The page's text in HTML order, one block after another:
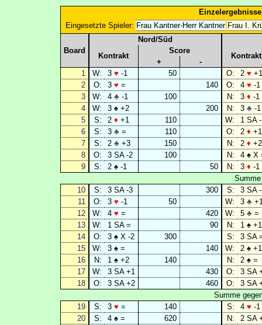
Eingesetzte Spieler: Frau Kantner-Herr Kantner Frau I.
Board
Nord/Süd
Kontrakt
Score
Kontrakt
+
-
1
W: 3 ♥ -1 50 O: 2 ♥ +1
2
O: 3 ♥ = 140 O: 4 ♥ -1
3
W: 4 ♣ -1 100 N: 3 ♦ -1
4
W: 3 ♠ +2 200 N: 3 ♣ -1
5
S: 2 ♦ +1 110 W:
1 SA
6
S: 3 ♣ = 110 O: 2 ♦ +1
7
S: 2 ♣ +3 150 N: 2 ♦ +2
8
O: 3 SA -2 100 N:
4 ♠ X
9
S: 2 ♠ -1 50 N: 3 ♦ -1
10
S: 3 SA -3 300 S:
3 SA
11
O: 3 ♥ -1 50 W: 3 ♣
12
W: 4 ♥ = 420 W: 5 ♣ =
13
W: 1 SA = 90 N:
1 ♠ +1
14
O: 3 ♠ X -2 300 S:
3 SA
15
W: 3 ♠ = 140 W:
2 ♠ +1
16
N: 1 ♠ +2 140 N:
2 ♠ =
17
W: 3 SA +1 430 O:
3 SA
18
O: 3 SA +2 460 O:
3 SA
Summe
19
S: 3 ♥ = 140 S: 4 ♥ -1
20
S: 4 ♠ = 620 N:
2 SA